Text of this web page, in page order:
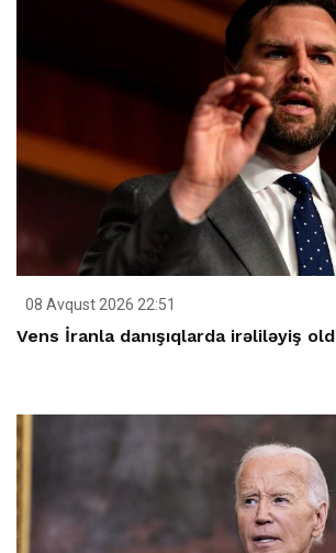
08 Avqust 2026 22:51
Vens İranla danışıqlarda irəliləyiş